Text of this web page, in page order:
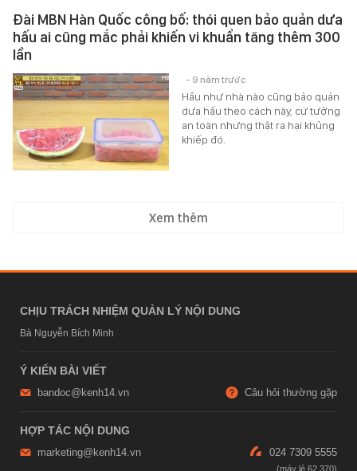
Đài MBN Hàn Quốc công bố: thói quen bảo quản dưa
hấu ai cũng mắc phải khiến vi khuẩn tăng thêm 300
lần
Hầu như nhà nào cũng bảo quản
dưa hấu theo cách này, cứ tưởng
an toàn nhưng thật ra hại khủng
khiếp đó.
- 9 năm trước
Xem thêm
CHỊU TRÁCH NHIỆM QUẢN LÝ NỘI DUNG
Bà Nguyễn Bích Minh
Ý KIẾN BÀI VIẾT
bandoc@kenh14.vn Câu hỏi thường gặp
HỢP TÁC NỘI DUNG
marketing@kenh14.vn 024 7309 5555